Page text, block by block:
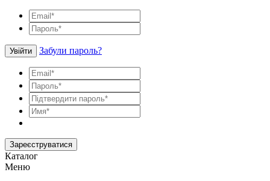
Увійти Забули пароль?
Зареєструватися
Каталог
Меню